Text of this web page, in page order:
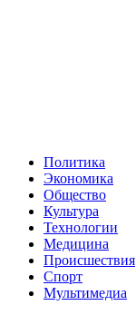
Политика
Экономика
Общество
Культура
Технологии
Медицина
Происшествия
Спорт
Мультимедиа